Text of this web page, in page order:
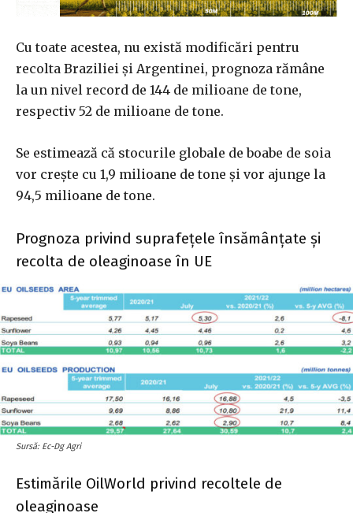
Cu toate acestea, nu există modificări pentru
recolta Braziliei și Argentinei, prognoza rămâne
la un nivel record de 144 de milioane de tone,
respectiv 52 de milioane de tone.
Se estimează că stocurile globale de boabe de soia
vor crește cu 1,9 milioane de tone și vor ajunge la
94,5 milioane de tone.
Prognoza privind suprafețele însămânțate și
recolta de oleaginoase în UE
Sursă: Ec-Dg Agri
Estimările OilWorld privind recoltele de
oleaginoase